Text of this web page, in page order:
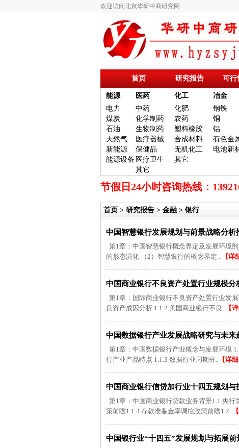
欢迎访问北京华研中商研究网
首页 研究报告 可行
能源 医药 化工 冶金
电力
煤炭
石油
天然气
新能源
能源设备
中药
化学制药
生物制药
医疗器械
保健品
医疗卫生
其它
化肥
农药
塑料橡胶
合成材料
无机化工
其它
钢铁
铜
铝
有色金
电池新
节假日24小时咨询热线：
首页 > 研究报告 > 金融 > 银行
中国智慧银行发展规划与前景战略分析
第1章：中国智慧银行概念界定及发展环境
的形态演化 （2）智慧银行的概念界定 .. 【详
中国商业银行不良资产处置行业规模
第1章：国际商业银行不良资产处置行业发
良资产成因分析 1.1.2 美国商业银行不良.. 【
中国数据银行产业发展战略研究与未来
第1章：中国数据银行产业概念与发展环境
行产业产品特点 1.1.3 数据行业周期分.. 【详细
中国商业银行信贷加行业十四五规划
第1章：中国商业银行贷款业务背景1.1 央
策前瞻1.1.3 存款准备金率调控政策前瞻1.2..
中国银行业“十四五”发展规划与拓展